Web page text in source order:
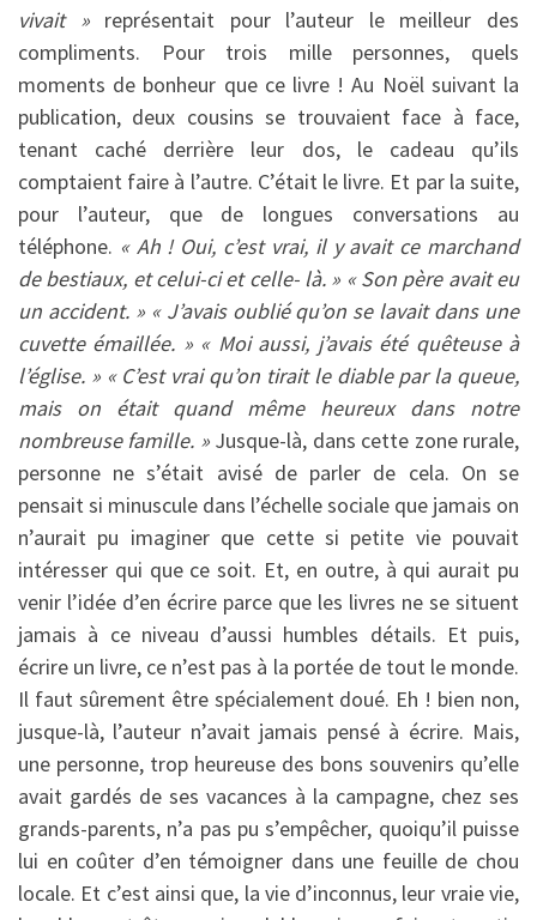
vivait »représentait pour l’auteur le meilleur des
compliments. Pour trois mille personnes, quels
moments de bonheur que ce livre ! Au Noël suivant la
publication, deux cousins se trouvaient face à face,
tenant caché derrière leur dos, le cadeau qu’ils
comptaient faire à l’autre. C’était le livre. Et par la suite,
pour l’auteur, que de longues conversations au
téléphone. « Ah ! Oui, c’est vrai, il y avait ce marchand
de bestiaux, et celui-ci et celle- là. » « Son père avait eu
un accident. » « J’avais oublié qu’on se lavait dans une
cuvette émaillée. » « Moi aussi, j’avais été quêteuse à
l’église. » « C’est vrai qu’on tirait le diable par la queue,
mais on était quand même heureux dans notre
nombreuse famille. »Jusque-là, dans cette zone rurale,
personne ne s’était avisé de parler de cela. On se
pensait si minuscule dans l’échelle sociale que jamais on
n’aurait pu imaginer que cette si petite vie pouvait
intéresser qui que ce soit. Et, en outre, à qui aurait pu
venir l’idée d’en écrire parce que les livres ne se situent
jamais à ce niveau d’aussi humbles détails. Et puis,
écrire un livre, ce n’est pas à la portée de tout le monde.
Il faut sûrement être spécialement doué. Eh ! bien non,
jusque-là, l’auteur n’avait jamais pensé à écrire. Mais,
une personne, trop heureuse des bons souvenirs qu’elle
avait gardés de ses vacances à la campagne, chez ses
grands-parents, n’a pas pu s’empêcher, quoiqu’il puisse
lui en coûter d’en témoigner dans une feuille de chou
locale. Et c’est ainsi que, la vie d’inconnus, leur vraie vie,